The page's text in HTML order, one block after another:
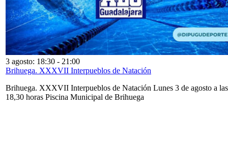
3 agosto: 18:30 - 21:00
Brihuega. XXXVII Interpueblos de Natación
Brihuega. XXXVII Interpueblos de Natación Lunes 3 de agosto a las
18,30 horas Piscina Municipal de Brihuega